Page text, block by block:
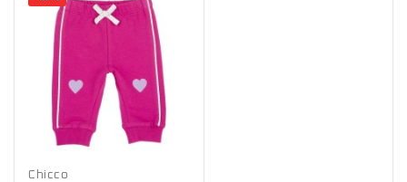
Fucsia
Chicco